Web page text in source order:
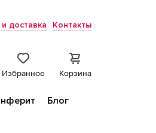
доставка Контакты
Избранное Корзина
Блог